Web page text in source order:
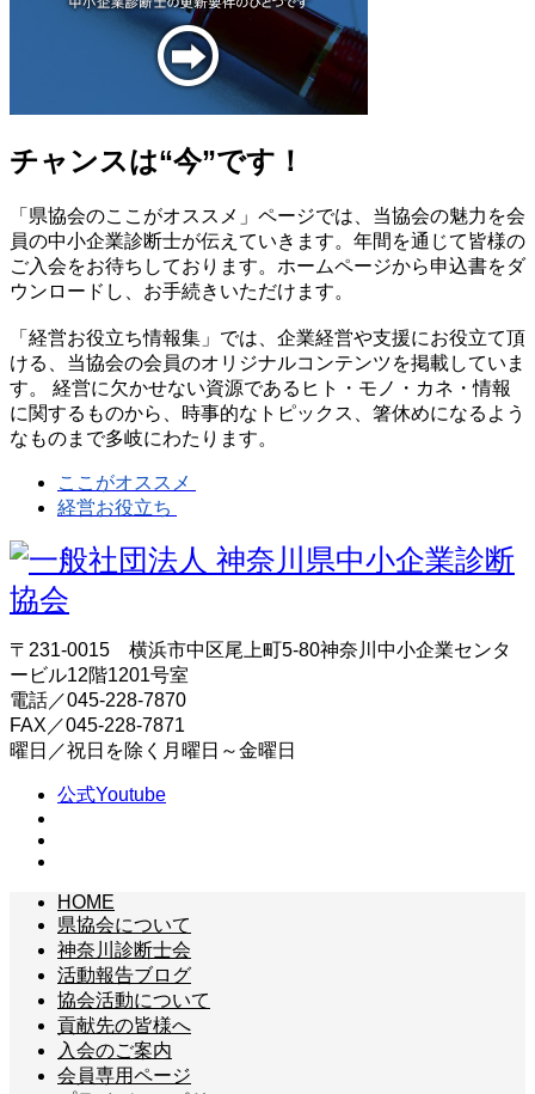
チャンスは“今”です！
「県協会のここがオススメ」ページでは、当協会の魅力を会
員の中小企業診断士が伝えていきます。年間を通じて皆様の
ご入会をお待ちしております。ホームページから申込書をダ
ウンロードし、お手続きいただけます。
「経営お役立ち情報集」では、企業経営や支援にお役立て頂
ける、当協会の会員のオリジナルコンテンツを掲載していま
す。 経営に欠かせない資源であるヒト・モノ・カネ・情報
に関するものから、時事的なトピックス、箸休めになるよう
なものまで多岐にわたります。
ここがオススメ
経営お役立ち
〒231-0015 横浜市中区尾上町5-80神奈川中小企業センタ
ービル12階1201号室
電話／045-228-7870
FAX／045-228-7871
曜日／祝日を除く月曜日～金曜日
公式Youtube
HOME
県協会について
神奈川診断士会
活動報告ブログ
協会活動について
貢献先の皆様へ
入会のご案内
会員専用ページ